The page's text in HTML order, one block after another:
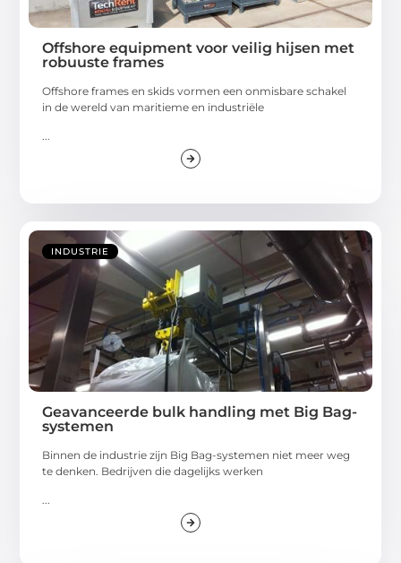
Offshore equipment voor veilig hijsen met
robuuste frames
Offshore frames en skids vormen een onmisbare schakel
in de wereld van maritieme en industriële
...
INDUSTRIE
Geavanceerde bulk handling met Big Bag-
systemen
Binnen de industrie zijn Big Bag-systemen niet meer weg
te denken. Bedrijven die dagelijks werken
...